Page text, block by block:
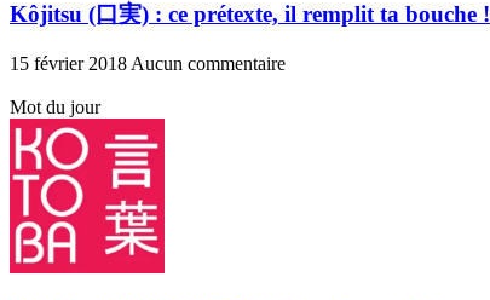
Kôjitsu (口実) : ce prétexte, il remplit ta bouche !
15 février 2018 Aucun commentaire
Mot du jour